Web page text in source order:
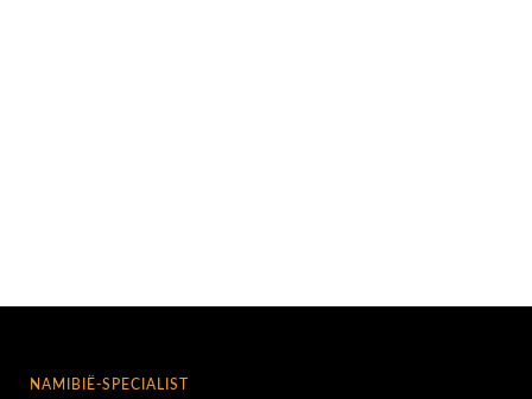
NAMIBIË-SPECIALIST